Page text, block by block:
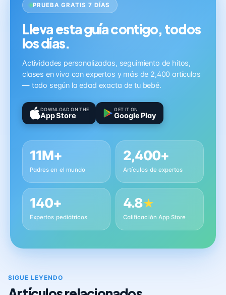
PRUEBA GRATIS 7 DÍAS
Lleva esta guía contigo, todos
los días.
Actividades personalizadas, seguimiento de hitos,
clases en vivo con expertos y más de 2,400 artículos
— todo según la edad exacta de tu bebé.
DOWNLOAD ON THE
App Store
GET IT ON
Google Play
11M+
Padres en el mundo
2,400+
Artículos de expertos
140+
Expertos pediátricos
4.8★
Calificación App Store
SIGUE LEYENDO